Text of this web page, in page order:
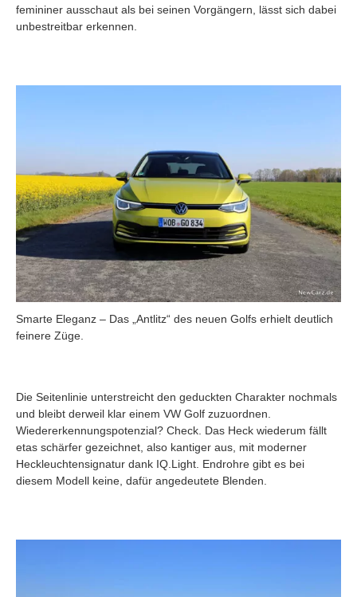
femininer ausschaut als bei seinen Vorgängern, lässt sich dabei
unbestreitbar erkennen.
Smarte Eleganz – Das „Antlitz“ des neuen Golfs erhielt deutlich
feinere Züge.
Die Seitenlinie unterstreicht den geduckten Charakter nochmals
und bleibt derweil klar einem VW Golf zuzuordnen.
Wiedererkennungspotenzial? Check. Das Heck wiederum fällt
etas schärfer gezeichnet, also kantiger aus, mit moderner
Heckleuchtensignatur dank IQ.Light. Endrohre gibt es bei
diesem Modell keine, dafür angedeutete Blenden.